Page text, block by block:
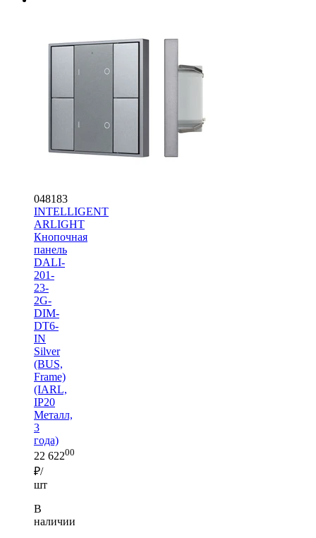
048183
INTELLIGENT
ARLIGHT
Кнопочная
панель
DALI-
201-
23-
2G-
DIM-
DT6-
IN
Silver
(BUS,
Frame)
(IARL,
IP20
Металл,
3
года)
22 62200
₽/
шт
В
наличии